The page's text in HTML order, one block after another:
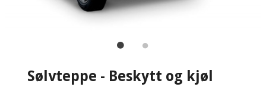
Sølvteppe - Beskytt og kjøl